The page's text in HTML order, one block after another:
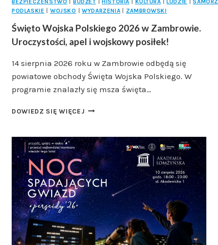
PODLASKIE | WOJSKO | WYDARZENIA | ZAMBROWSKI
Święto Wojska Polskiego 2026 w Zambrowie.
Uroczystości, apel i wojskowy posiłek!
14 sierpnia 2026 roku w Zambrowie odbędą się
powiatowe obchody Święta Wojska Polskiego. W
programie znalazły się msza święta…
DOWIEDZ SIĘ WIĘCEJ ŚWIĘTO
2026
W
ZAMBROWIE.
UROCZYSTOŚCI,
APEL
I
WOJSKOWY
POSIŁEK!